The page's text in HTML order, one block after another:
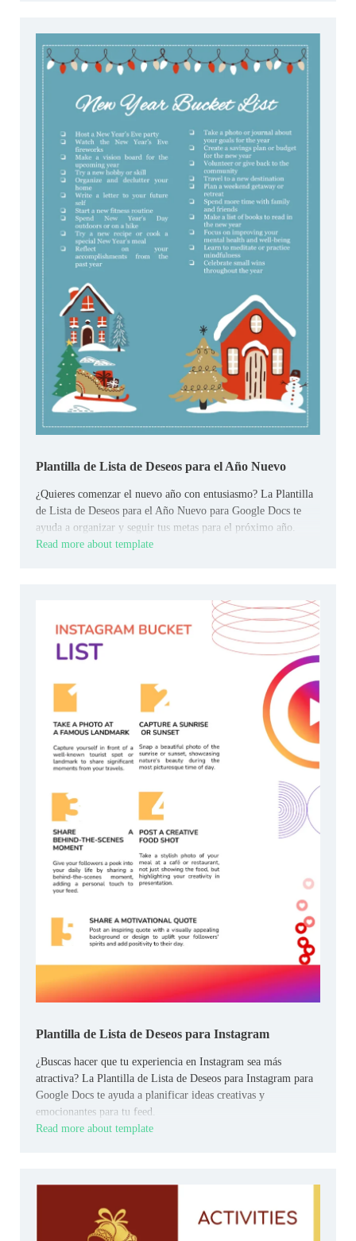
Plantilla de Lista de Deseos para el Año Nuevo
¿Quieres comenzar el nuevo año con entusiasmo? La Plantilla
de Lista de Deseos para el Año Nuevo para Google Docs te
ayuda a organizar y seguir tus metas para el próximo año.
Read more about template
Plantilla de Lista de Deseos para Instagram
¿Buscas hacer que tu experiencia en Instagram sea más
atractiva? La Plantilla de Lista de Deseos para Instagram para
Google Docs te ayuda a planificar ideas creativas y
emocionantes para tu feed.
Read more about template